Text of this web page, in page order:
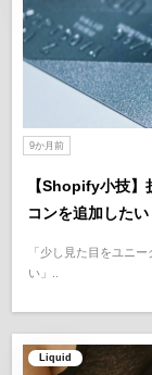
9か月前
【Shopify小技
コンを追加したい
「少し見た目をユニ
い」..
Liquid